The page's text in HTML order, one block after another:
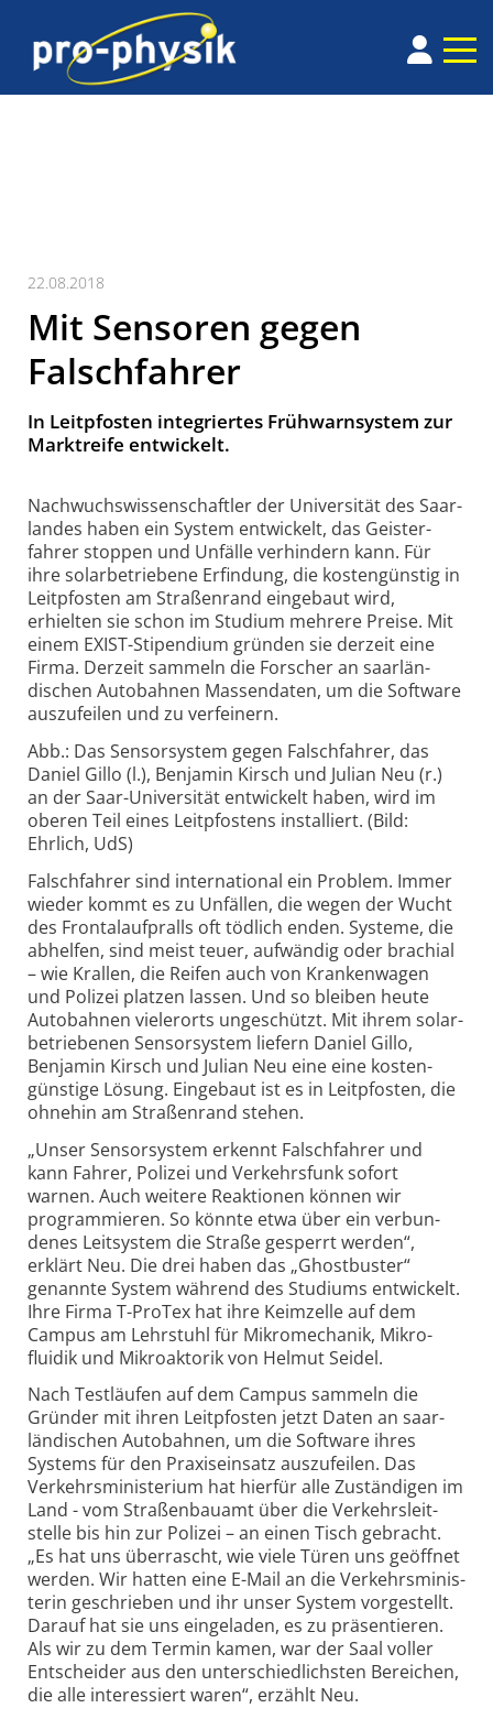
22.08.2018
Mit Sensoren gegen
Falschfahrer
In Leitpfosten integriertes Frühwarn­system zur
Markt­reife ent­wickelt.
Nachwuchswissenschaftler der Universität des Saar­
landes haben ein System ent­wickelt, das Geister­
fahrer stoppen und Unfälle ver­hindern kann. Für
ihre solar­betrie­bene Erfindung, die kosten­günstig in
Leit­pfosten am Straßen­rand ein­gebaut wird,
erhielten sie schon im Studium mehrere Preise. Mit
einem EXIST-Stipen­dium gründen sie derzeit eine
Firma. Derzeit sammeln die Forscher an saar­län­
dischen Auto­bahnen Massen­daten, um die Soft­ware
auszu­feilen und zu ver­feinern.
Abb.: Das Sensorsystem gegen Falsch­fahrer, das
Daniel Gillo (l.), Benjamin Kirsch und Julian Neu (r.)
an der Saar-Univer­sität ent­wickelt haben, wird im
oberen Teil eines Leit­pfostens instal­liert. (Bild:
Ehrlich, UdS)
Falschfahrer sind international ein Problem. Immer
wieder kommt es zu Unfällen, die wegen der Wucht
des Frontal­auf­pralls oft töd­lich enden. Systeme, die
abhelfen, sind meist teuer, auf­wändig oder brachial
– wie Krallen, die Reifen auch von Kranken­wagen
und Polizei platzen lassen. Und so bleiben heute
Auto­bahnen vieler­orts unge­schützt. Mit ihrem solar­
betrie­benen Sensor­system liefern Daniel Gillo,
Benjamin Kirsch und Julian Neu eine eine kosten­
günstige Lösung. Ein­ge­baut ist es in Leit­pfosten, die
ohne­hin am Straßen­rand stehen.
„Unser Sensorsystem erkennt Falschfahrer und
kann Fahrer, Polizei und Verkehrs­funk sofort
warnen. Auch weitere Reak­tionen können wir
program­mieren. So könnte etwa über ein ver­bun­
denes Leit­system die Straße gesperrt werden“,
erklärt Neu. Die drei haben das „Ghost­buster“
genannte System während des Studiums ent­wickelt.
Ihre Firma T-ProTex hat ihre Keim­zelle auf dem
Campus am Lehr­stuhl für Mikro­mechanik, Mikro­
fluidik und Mikro­aktorik von Helmut Seidel.
Nach Testläufen auf dem Campus sammeln die
Gründer mit ihren Leit­pfosten jetzt Daten an saar­
län­dischen Auto­bahnen, um die Soft­ware ihres
Systems für den Praxis­ein­satz aus­zu­feilen. Das
Verkehrs­minis­terium hat hier­für alle Zustän­digen im
Land - vom Straßen­bau­amt über die Verkehrs­leit­
stelle bis hin zur Polizei – an einen Tisch gebracht.
„Es hat uns über­rascht, wie viele Türen uns geöffnet
werden. Wir hatten eine E-Mail an die Verkehrs­minis­
terin geschrieben und ihr unser System vor­ge­stellt.
Darauf hat sie uns ein­ge­laden, es zu präsen­tieren.
Als wir zu dem Termin kamen, war der Saal voller
Ent­scheider aus den unter­schied­lich­sten Bereichen,
die alle interes­siert waren“, erzählt Neu.